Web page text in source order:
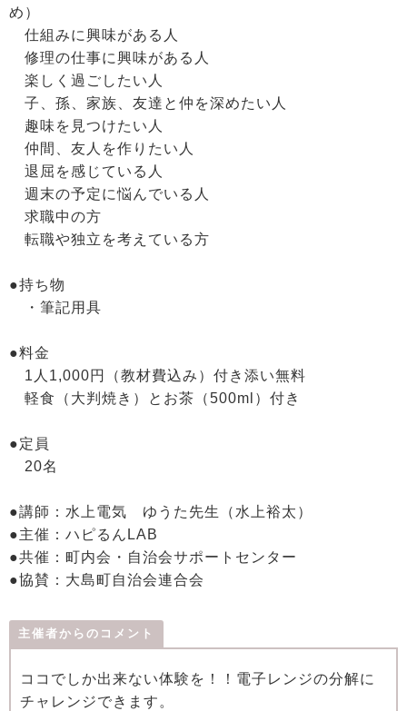
め）
仕組みに興味がある人
修理の仕事に興味がある人
楽しく過ごしたい人
子、孫、家族、友達と仲を深めたい人
趣味を見つけたい人
仲間、友人を作りたい人
退屈を感じている人
週末の予定に悩んでいる人
求職中の方
転職や独立を考えている方
●持ち物
・筆記用具
●料金
1人1,000円（教材費込み）付き添い無料
軽食（大判焼き）とお茶（500ml）付き
●定員
20名
●講師：水上電気 ゆうた先生（水上裕太）
●主催：ハピるんLAB
●共催：町内会・自治会サポートセンター
●協賛：大島町自治会連合会
主催者からのコメント
ココでしか出来ない体験を！！電子レンジの分解に
チャレンジできます。